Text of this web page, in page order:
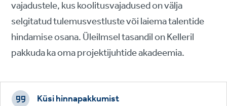
vajadustele, kus koolitusvajadused on välja
selgitatud tulemusvestluste või laiema talentide
hindamise osana. Üleilmsel tasandil on Kelleril
pakkuda ka oma projektijuhtide akadeemia.
Footer
CTAs
Küsi hinnapakkumist